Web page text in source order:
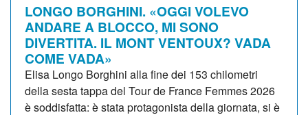
LONGO BORGHINI. «OGGI VOLEVO
ANDARE A BLOCCO, MI SONO
DIVERTITA. IL MONT VENTOUX? VADA
COME VADA»
Elisa Longo Borghini alla fine dei 153 chilometri
della sesta tappa del Tour de France Femmes 2026
è soddisfatta: è stata protagonista della giornata, si è